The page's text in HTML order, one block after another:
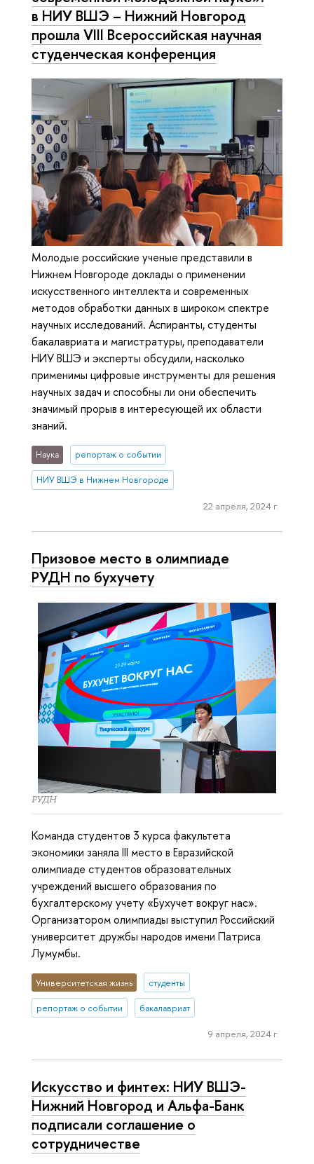
в НИУ ВШЭ – Нижний Новгород
прошла VIII Всероссийская научная
студенческая конференция
Молодые российские ученые представили в
Нижнем Новгороде доклады о применении
искусственного интеллекта и современных
методов обработки данных в широком спектре
научных исследований. Аспиранты, студенты
бакалавриата и магистратуры, преподаватели
НИУ ВШЭ и эксперты обсудили, насколько
применимы цифровые инструменты для решения
научных задач и способны ли они обеспечить
значимый прорыв в интересующей их области
знаний.
Наука репортаж о событии
НИУ ВШЭ в Нижнем Новгороде
22 апреля, 2024 г.
Призовое место в олимпиаде
РУДН по бухучету
РУДН
Команда студентов 3 курса факультета
экономики заняла III место в Евразийской
олимпиаде студентов образовательных
учреждений высшего образования по
бухгалтерскому учету «Бухучет вокруг нас».
Организатором олимпиады выступил Российский
университет дружбы народов имени Патриса
Лумумбы.
Университетская жизнь студенты
репортаж о событии бакалавриат
9 апреля, 2024 г.
Искусство и финтех: НИУ ВШЭ-
Нижний Новгород и Альфа-Банк
подписали соглашение о
сотрудничестве